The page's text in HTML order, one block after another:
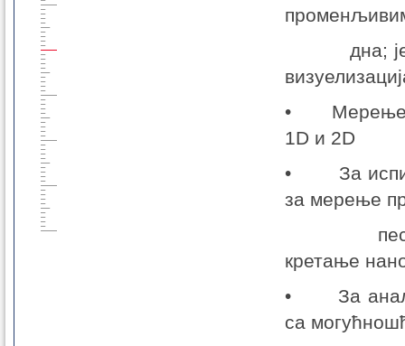
дна;
• Мерење
1D и 2D
• За
за мерење
кретање
• За
са